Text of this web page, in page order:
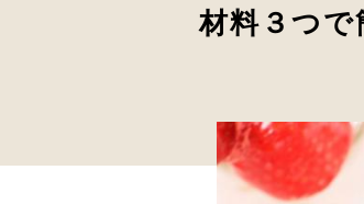
材料３つで